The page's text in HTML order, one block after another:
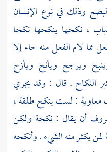
وذلك في نوع الإنسان
، نكحها ينكحها نكحا
مما لام الفعل منه حاء إلا
ويرجح ويأنح ويأزح
النكاح . قال : وقد يجري
معاوية: لست بنكح طلقة ،
أن يقال : نكحة ولكن
لمن يكثر منه الشيء . وأنكحه